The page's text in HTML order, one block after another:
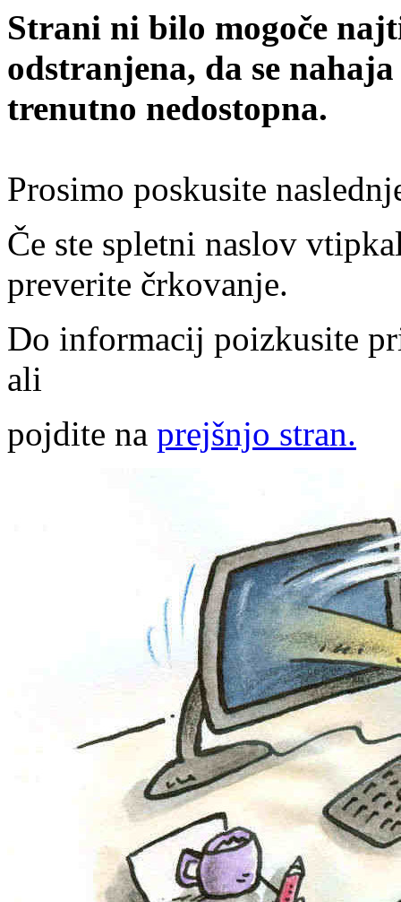
Strani ni bilo mogoče
odstranjena, da se
trenutno nedostopna.
Prosimo poskusite
Če ste spletni naslov
preverite črkovanje.
Do informacij poizkusite
ali
pojdite na prejšnjo stran.